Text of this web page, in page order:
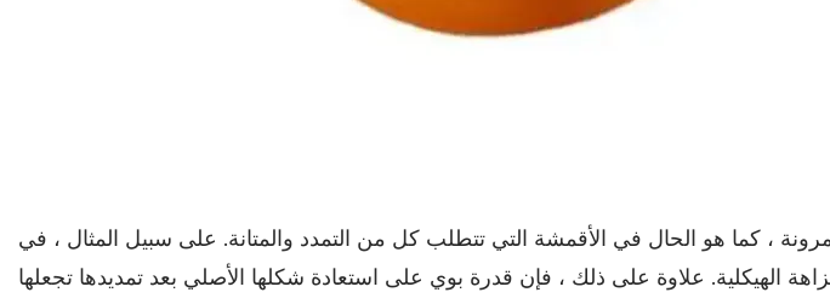
المرونة ، كما هو الحال في الأقمشة التي تتطلب كل من التمدد والمتانة. على سبيل المثال ، في
الهيكلية. علاوة على ذلك ، فإن قدرة بوي على استعادة شكلها الأصلي بعد تمديدها تجعلها